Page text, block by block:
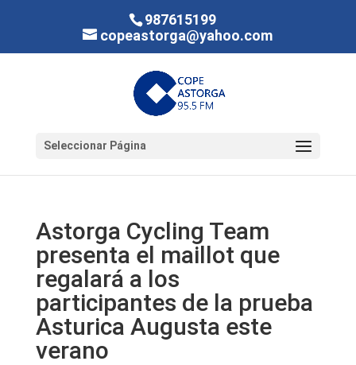
987615199
copeastorga@yahoo.com
Seleccionar Página
Astorga Cycling Team
presenta el maillot que
regalará a los
participantes de la prueba
Asturica Augusta este
verano